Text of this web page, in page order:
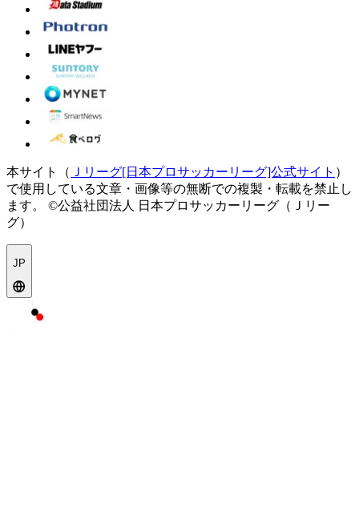
本サイト（ Ｊリーグ[日本プロサッカーリーグ]公式サイト ）
で使用している文章・画像等の無断での複製・転載を禁止し
ます。
©公益社団法人 日本プロサッカーリーグ（Ｊリー
グ）
JP